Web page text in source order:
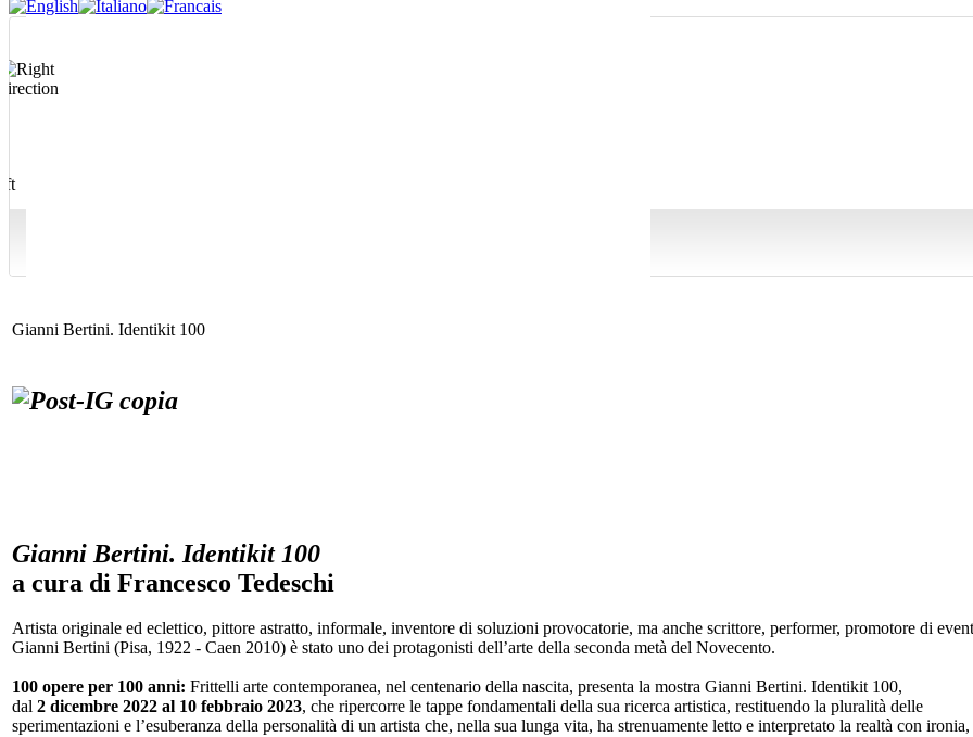
Gianni Bertini. Identikit 100
Gianni Bertini. Identikit 100
a cura di Francesco Tedeschi
Artista originale ed eclettico, pittore astratto, informale, inventore di soluzioni provocatorie, ma anche scrittore, performer, promotore di
Gianni Bertini (Pisa, 1922 - Caen 2010) è stato uno dei protagonisti dell’arte della seconda metà del Novecento.
100 opere per 100 anni: Frittelli arte contemporanea, nel centenario della nascita, presenta la mostra Gianni Bertini. Identikit 100,
dal 2 dicembre 2022 al 10 febbraio 2023, che ripercorre le tappe fondamentali della sua ricerca artistica, restituendo la pluralità delle
sperimentazioni e l’esuberanza della personalità di un artista che, nella sua lunga vita, ha strenuamente letto e interpretato la realtà con